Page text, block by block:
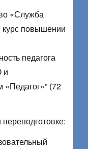
«Служба
повышении
педагога
и
(72